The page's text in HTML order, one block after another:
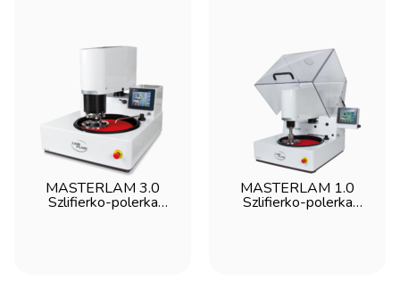
MASTERLAM 3.0
Szlifierko-polerka
MASTERLAM 1.0
Szlifierko-polerka